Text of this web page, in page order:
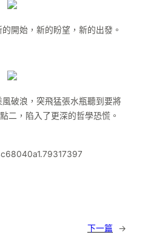
開始，新的盼望，新的出發。
破浪，突飛猛張水瓶聽到要將
二，陷入了更深的哲學恐慌。
下一篇 →